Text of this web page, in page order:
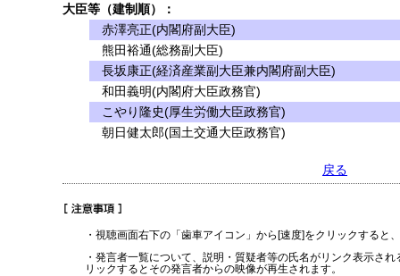
大臣等（建制順）：
赤澤亮正(内閣府副大臣)
熊田裕通(総務副大臣)
長坂康正(経済産業副大臣兼内閣府副大臣)
和田義明(内閣府大臣政務官)
こやり隆史(厚生労働大臣政務官)
朝日健太郎(国土交通大臣政務官)
戻る
・視聴画面右下の「歯車アイコン」から[速度]をクリックすると
・発言者一覧について、説明・質疑者等の氏名がリンク表示さ
リックするとその発言者からの映像が再生されます。